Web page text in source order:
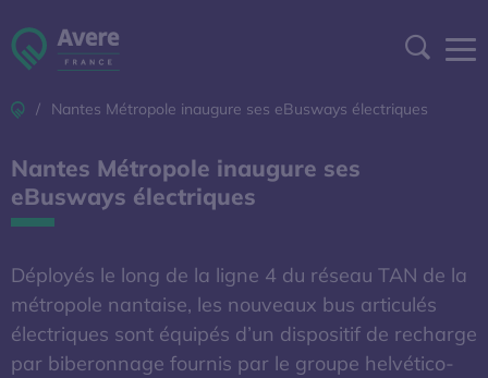
AFIREV
BAROMÈTRE EXPERTS'OUVRE DANS UNE
ESPACE ADHÉRENT
DEVENIR ADHÉRENT
AccueilNantes Métropole inaugure ses eBusways électriques
Nantes Métropole inaugure ses
eBusways électriques
Déployés le long de la ligne 4 du réseau TAN de la
métropole nantaise, les nouveaux bus articulés
électriques sont équipés d’un dispositif de recharge
par biberonnage fournis par le groupe helvético-